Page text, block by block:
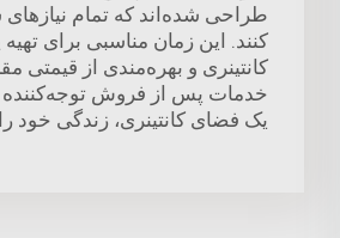
طراحی شده‌اند که تمام نیازهای
کنند. این زمان مناسبی برای تهیه
کانتینری و بهره‌مندی از قیمتی
خدمات پس از فروش توجه‌کننده
یک فضای کانتینری، زندگی خود